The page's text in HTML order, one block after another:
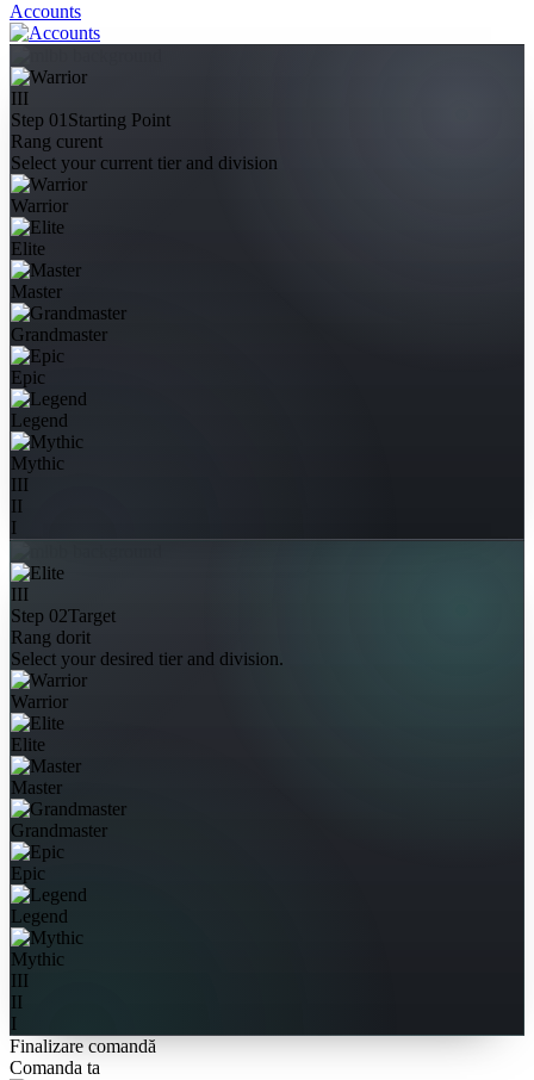
Accounts
III
Step 01 Starting Point
Rang curent
Select your current tier and division
Warrior
Elite
Master
Grandmaster
Epic
Legend
Mythic
III
II
I
III
Step 02Target
Rang dorit
Select your desired tier and division.
Warrior
Elite
Master
Grandmaster
Epic
Legend
Mythic
III
II
I
Finalizare comandă
Comanda ta